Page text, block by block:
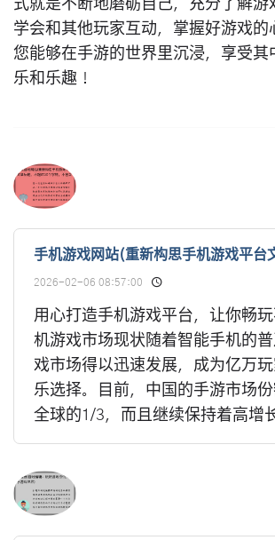
式就是不断地磨砺自己，充分了解游
学会和其他玩家互动，掌握好游戏的
您能够在手游的世界里沉浸，享受其
乐和乐趣！
手机游戏网站(重新构思手机游戏平台
2026-02-06 08:57:00
用心打造手机游戏平台，让你畅
机游戏市场现状随着智能手机的
戏市场得以迅速发展，成为亿万
乐选择。目前，中国的手游市场
全球的1/3，而且继续保持着高增